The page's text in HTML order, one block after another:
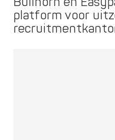
platform voor